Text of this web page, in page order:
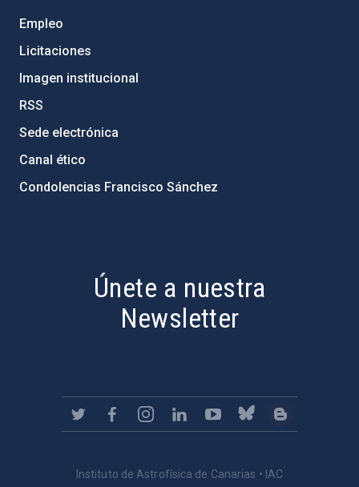
Empleo
Licitaciones
Imagen institucional
RSS
Sede electrónica
Canal ético
Condolencias Francisco Sánchez
Únete a nuestra
Newsletter
Instituto de Astrofísica de Canarias • IAC